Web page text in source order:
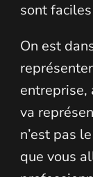
sont
On est
entreprise,
va
n’est pas
que vous